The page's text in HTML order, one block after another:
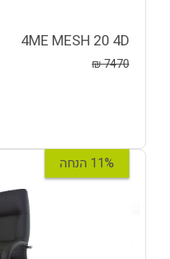
4ME MESH 20 4D
7470
₪
11% הנחה